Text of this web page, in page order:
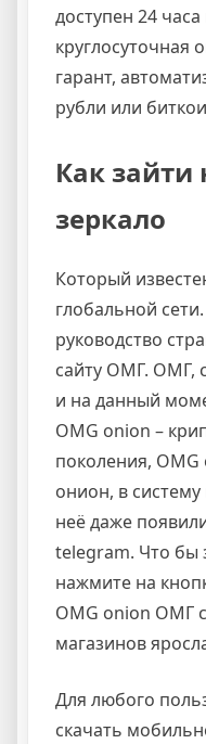
доступен 24
круглосуточная
гарант,
рубли или
Как зайти
зеркало
Который
глобальной
руководство
сайту ОМГ. ОМГ,
и на данный
OMG onion –
поколения,
онион, в
неё даже
telegram. Что бы
нажмите на
OMG onion ОМГ
магазинов
Для любого
скачать